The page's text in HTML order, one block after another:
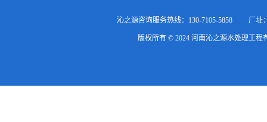
沁之源咨询服务热线：130-7105-5858 厂
版权所有 © 2024 河南沁之源水处理工